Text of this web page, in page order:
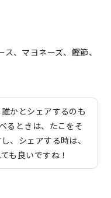
、マヨネーズ、鰹節、
かとシェアするのも
るときは、たこをそ
、シェアする時は、
も良いですね！